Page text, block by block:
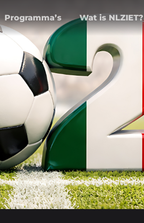
Programma’s Wat is NLZIET?